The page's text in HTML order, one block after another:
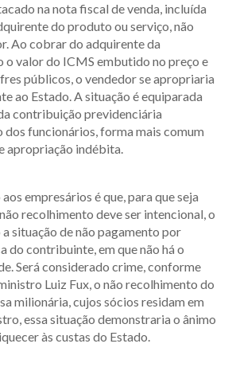
na nota fiscal de venda, incluída
do produto ou serviço, não
Ao cobrar do adquirente da
o valor do ICMS embutido no preço e
públicos, o vendedor se apropriaria
ao Estado. A situação é equiparada
contribuição previdenciária
dos funcionários, forma mais comum
apropriação indébita.
empresários é que, para que seja
recolhimento deve ser intencional, o
situação de não pagamento por
do contribuinte, em que não há o
Será considerado crime, conforme
Luiz Fux, o não recolhimento do
milionária, cujos sócios residam em
essa situação demonstraria o ânimo
às custas do Estado.